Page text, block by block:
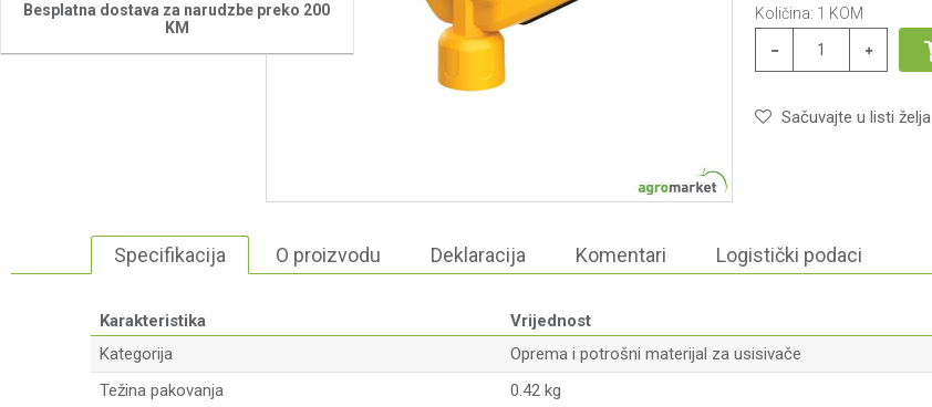
Besplatna dostava za narudzbe preko 200
KM
Količina: 1 KOM
Sačuvajte u listi želja
Specifikacija O proizvodu Deklaracija Komentari Logistički podaci
Karakteristika
Vrijednost
Kategorija
Oprema i potrošni materijal za usisivače
Težina pakovanja
0.42 kg